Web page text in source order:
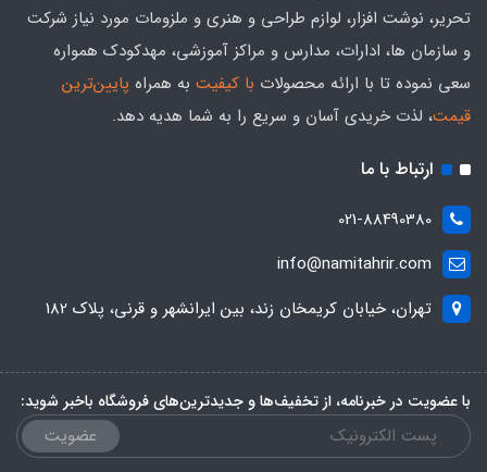
تحریر، نوشت افزار، لوازم طراحی و هنری و ملزومات مورد نیاز شرکت
و سازمان ها، ادارات، مدارس و مراکز آموزشی، مهدکودک همواره
سعی نموده تا با ارائه محصولات با کیفیت به همراه پایین‌ترین
قیمت، لذت خریدی آسان و سریع را به شما هدیه‌ دهد.
ارتباط با ما
021-88490380
info@namitahrir.com
تهران، خیابان کریمخان زند، بین ایرانشهر و قرنی، پلاک 182
با عضویت در خبرنامه، از تخفیف‌ها و جدیدترین‌های فروشگاه باخبر شوید:
عضویت